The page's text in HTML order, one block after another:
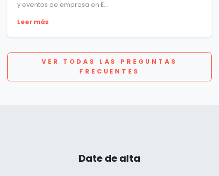
y eventos de empresa en E...
Leer más
VER TODAS LAS PREGUNTAS
FRECUENTES
Date de alta